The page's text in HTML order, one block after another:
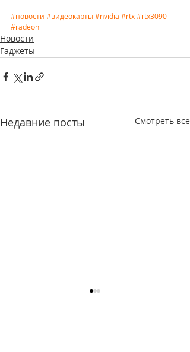
#новости #видеокарты#nvidia #rtx#rtx3090
#radeon
Новости
Гаджеты
Недавние посты Смотреть все